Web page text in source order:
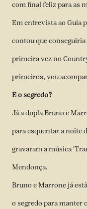
com final feliz para as
Em entrevista ao Guia
contou que
primeira vez no
primeiros, vou
E o segredo?
Já a dupla Bruno e
para esquentar a noite
gravaram a música
Mendonça.
Bruno e Marrone já
o segredo para manter